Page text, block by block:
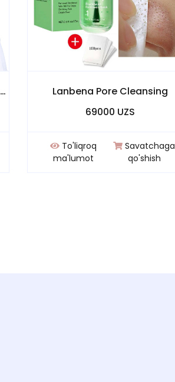
Bluetooth quloqchinli quyosh ko'zoynagi
Lanbena Pore Cleansing
69000 UZS
To'liqroq
ma'lumot
Savatchaga
qo'shish